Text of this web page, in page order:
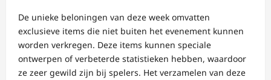
De unieke beloningen van deze week omvatten
exclusieve items die niet buiten het evenement kunnen
worden verkregen. Deze items kunnen speciale
ontwerpen of verbeterde statistieken hebben, waardoor
ze zeer gewild zijn bij spelers. Het verzamelen van deze